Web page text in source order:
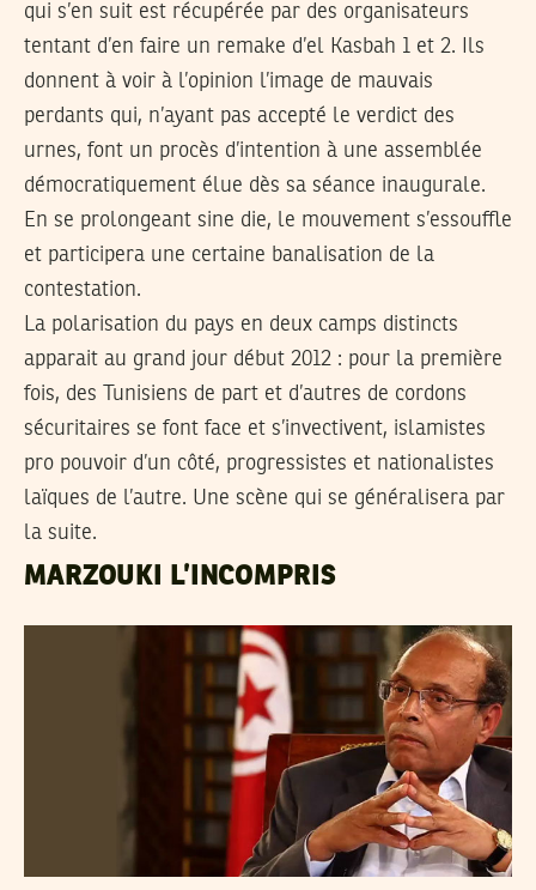
qui s’en suit est récupérée par des organisateurs
tentant d’en faire un remake d’el Kasbah 1 et 2. Ils
donnent à voir à l’opinion l’image de mauvais
perdants qui, n’ayant pas accepté le verdict des
urnes, font un procès d’intention à une assemblée
démocratiquement élue dès sa séance inaugurale.
En se prolongeant sine die, le mouvement s’essouffle
et participera une certaine banalisation de la
contestation.
La polarisation du pays en deux camps distincts
apparait au grand jour début 2012 : pour la première
fois, des Tunisiens de part et d’autres de cordons
sécuritaires se font face et s’invectivent, islamistes
pro pouvoir d’un côté, progressistes et nationalistes
laïques de l’autre. Une scène qui se généralisera par
la suite.
MARZOUKI L’INCOMPRIS